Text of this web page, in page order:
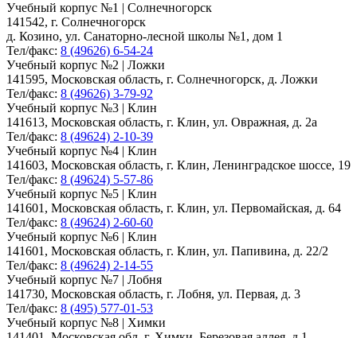
Учебный корпус №1 | Солнечногорск
141542, г. Солнечногорск
д. Козино, ул. Санаторно-лесной школы №1, дом 1
Тел/факс: 8 (49626) 6-54-24
Учебный корпус №2 | Ложки
141595, Московская область, г. Солнечногорск, д. Ложки
Тел/факс: 8 (49626) 3-79-92
Учебный корпус №3 | Клин
141613, Московская область, г. Клин, ул. Овражная, д. 2а
Тел/факс: 8 (49624) 2-10-39
Учебный корпус №4 | Клин
141603, Московская область, г. Клин, Ленинградское шоссе, 19
Тел/факс: 8 (49624) 5-57-86
Учебный корпус №5 | Клин
141601, Московская область, г. Клин, ул. Первомайская, д. 64
Тел/факс: 8 (49624) 2-60-60
Учебный корпус №6 | Клин
141601, Московская область, г. Клин, ул. Папивина, д. 22/2
Тел/факс: 8 (49624) 2-14-55
Учебный корпус №7 | Лобня
141730, Московская область, г. Лобня, ул. Первая, д. 3
Тел/факс: 8 (495) 577-01-53
Учебный корпус №8 | Химки